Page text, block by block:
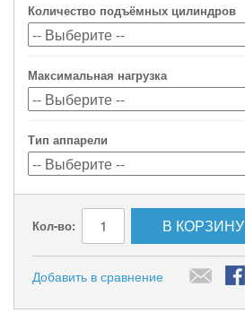
Количество подъёмных цилиндров
Максимальная нагрузка
Тип аппарели
Кол-во: В КОРЗИНУ
Добавить в сравнение